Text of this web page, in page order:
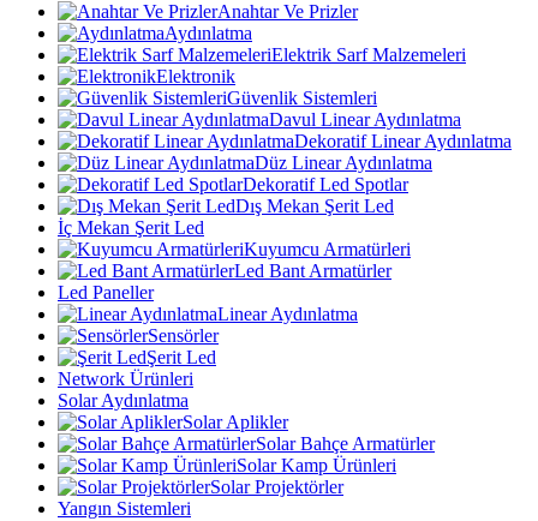
Anahtar Ve Prizler
Aydınlatma
Elektrik Sarf Malzemeleri
Elektronik
Güvenlik Sistemleri
Davul Linear Aydınlatma
Dekoratif Linear Aydınlatma
Düz Linear Aydınlatma
Dekoratif Led Spotlar
Dış Mekan Şerit Led
İç Mekan Şerit Led
Kuyumcu Armatürleri
Led Bant Armatürler
Led Paneller
Linear Aydınlatma
Sensörler
Şerit Led
Network Ürünleri
Solar Aydınlatma
Solar Aplikler
Solar Bahçe Armatürler
Solar Kamp Ürünleri
Solar Projektörler
Yangın Sistemleri